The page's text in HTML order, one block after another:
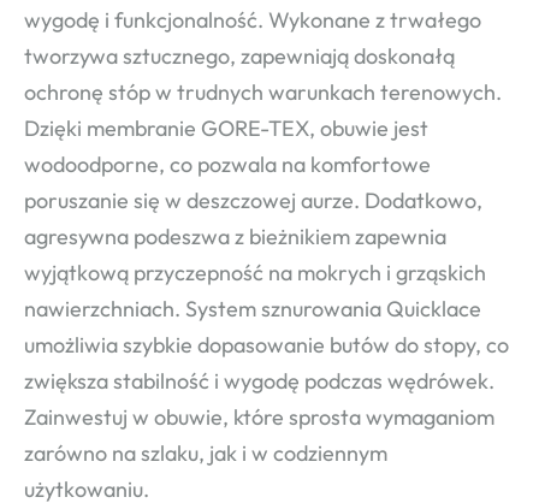
wygodę i funkcjonalność. Wykonane z trwałego
tworzywa sztucznego, zapewniają doskonałą
ochronę stóp w trudnych warunkach terenowych.
Dzięki membranie GORE-TEX, obuwie jest
wodoodporne, co pozwala na komfortowe
poruszanie się w deszczowej aurze. Dodatkowo,
agresywna podeszwa z bieżnikiem zapewnia
wyjątkową przyczepność na mokrych i grząskich
nawierzchniach. System sznurowania Quicklace
umożliwia szybkie dopasowanie butów do stopy, co
zwiększa stabilność i wygodę podczas wędrówek.
Zainwestuj w obuwie, które sprosta wymaganiom
zarówno na szlaku, jak i w codziennym
użytkowaniu.